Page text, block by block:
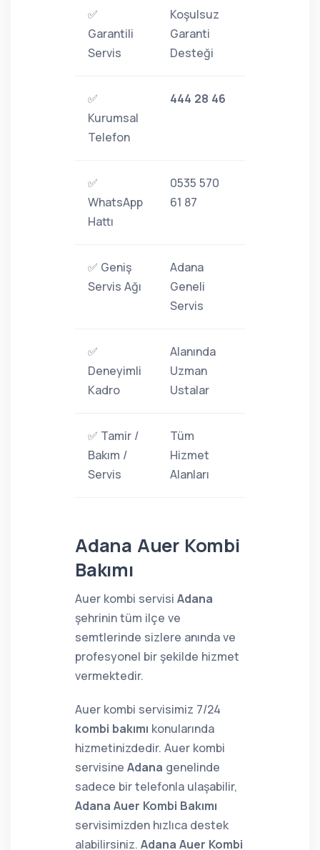
✅
Garantili
Servis
Koşulsuz
Garanti
Desteği
✅
Kurumsal
Telefon
444 28 46
✅
WhatsApp
Hattı
0535 570
61 87
✅ Geniş
Servis Ağı
Adana
Geneli
Servis
✅
Deneyimli
Kadro
Alanında
Uzman
Ustalar
✅ Tamir /
Bakım /
Servis
Tüm
Hizmet
Alanları
Adana Auer Kombi
Bakımı
Auer kombi servisi Adana
şehrinin tüm ilçe ve
semtlerinde sizlere anında ve
profesyonel bir şekilde hizmet
vermektedir.
Auer kombi servisimiz 7/24
kombi bakımı konularında
hizmetinizdedir. Auer kombi
servisine Adana genelinde
sadece bir telefonla ulaşabilir,
Adana Auer Kombi Bakımı
servisimizden hızlıca destek
alabilirsiniz. Adana Auer Kombi